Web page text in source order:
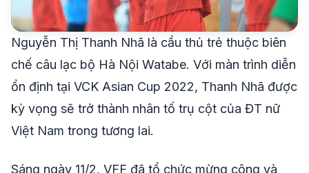
Nguyễn Thị Thanh Nhã là cầu thủ trẻ thuộc biên
chế câu lạc bộ Hà Nội Watabe. Với màn trình diễn
ổn định tại VCK Asian Cup 2022, Thanh Nhã được
kỳ vọng sẽ trở thành nhân tố trụ cột của ĐT nữ
Việt Nam trong tương lai.
Sáng ngày 11/2, VFF đã tổ chức mừng công và